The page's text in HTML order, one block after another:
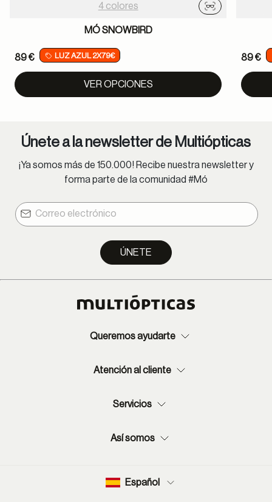
4 colores
Probador
MÓ SNOWBIRD
89 € LUZ AZUL 2X79€
VER OPCIONES
89 €
Únete a la newsletter de Multiópticas
¡Ya somos más de 150.000! Recibe nuestra newsletter y
forma parte de la comunidad #Mó
ÚNETE
Queremos ayudarte
Atención al cliente
Servicios
Así somos
Español